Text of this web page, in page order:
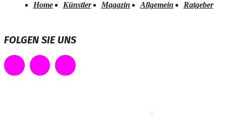
Home Künstler Magazin Allgemein Ratgeber
FOLGEN SIE UNS